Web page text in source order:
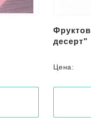
десерт"
Цена: